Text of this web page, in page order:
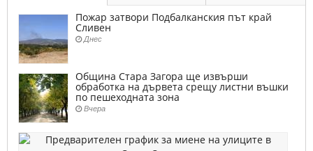
Пожар затвори Подбалканския път край
Сливен
Днес
Община Стара Загора ще извърши
обработка на дървета срещу листни въшки
по пешеходната зона
Вчера